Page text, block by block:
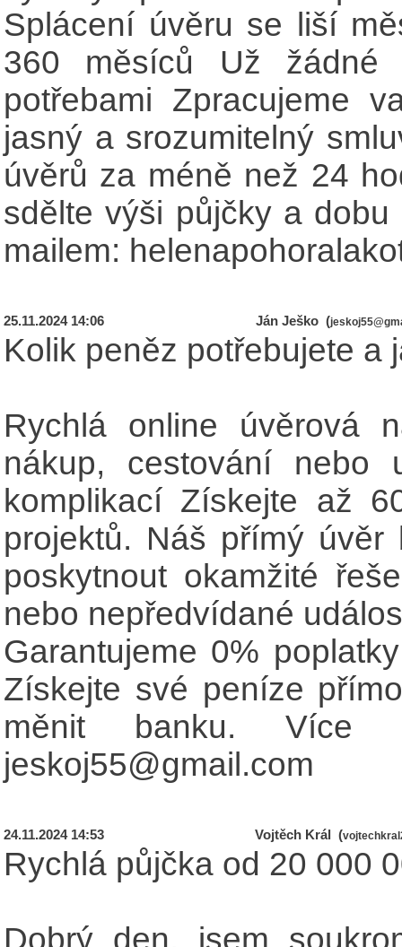
Splácení úvěru se liší
360 měsíců Už žádné
potřebami Zpracujeme
jasný a srozumitelný
úvěrů za méně než 24
sdělte výši půjčky a
mailem:
25.11.2024 14:06 Ján Ješko (
Kolik peněz potřebujete a
Rychlá online úvěrová
nákup, cestování nebo
komplikací Získejte až
projektů. Náš přímý
poskytnout okamžité
nebo nepředvídané
Garantujeme 0%
Získejte své peníze
měnit banku. Více
jeskoj55@gmail.com
24.11.2024 14:53 Vojtěch Král (
Rychlá půjčka od 20 000
Dobrý den, jsem